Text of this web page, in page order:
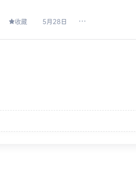
收藏 5月28日